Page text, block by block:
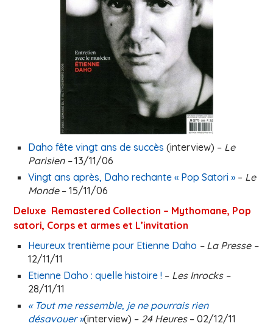
Daho fête vingt ans de succès (interview) – Le
Parisien –13/11/06
Vingt ans après, Daho rechante « Pop Satori » – Le
Monde– 15/11/06
Deluxe Remastered Collection – Mythomane, Pop
satori, Corps et armes et L’invitation
Heureux trentième pour Etienne Daho – La Presse –
12/11/11
Etienne Daho : quelle histoire ! – Les Inrocks –
28/11/11
« Tout me ressemble, je ne pourrais rien
désavouer »(interview) – 24 Heures– 02/12/11